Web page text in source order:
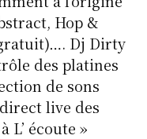
Hop &
Dj Dirty
des platines
de sons
live des
L’ écoute »